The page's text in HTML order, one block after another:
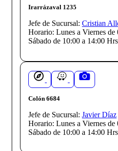
Irarrázaval 1235
Jefe de Sucursal: Cristian
Horario: Lunes a Viernes
Sábado de 10:00 a 14:00
Colón 6684
Jefe de Sucursal: Javier Díaz
Horario: Lunes a Viernes
Sábado de 10:00 a 14:00